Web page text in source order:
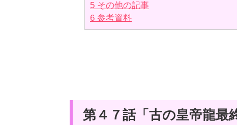
5 その他の記事
6 参考資料
第４７話「古の皇帝龍最